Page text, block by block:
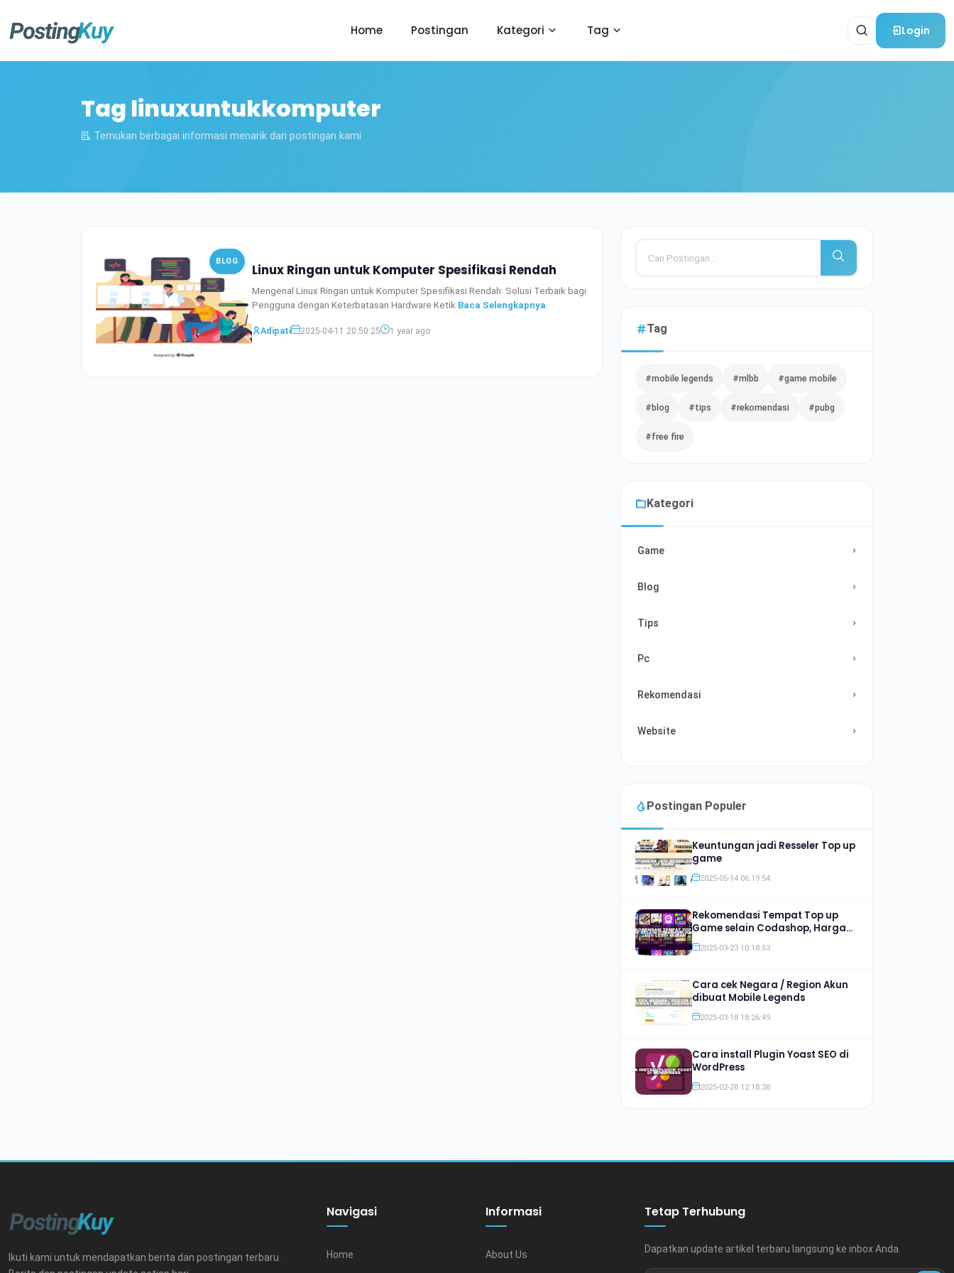
Home Postingan Kategori Tag Login
Tag linuxuntukkomputer
Temukan berbagai informasi menarik dari postingan kami
BLOG
Linux Ringan untuk Komputer Spesifikasi Rendah
Mengenal Linux Ringan untuk Komputer Spesifikasi Rendah: Solusi Terbaik bagi
Pengguna dengan Keterbatasan Hardware Ketik Baca Selengkapnya
Adipati 2025-04-11 20:50:25 1 year ago Tag
#mobile legends #mlbb #game mobile
#blog #tips #rekomendasi #pubg
#free fire
Kategori
Game
Blog
Tips
Pc
Rekomendasi
Website
Postingan Populer
Keuntungan jadi Resseler Top up
game
2025-05-14 06:19:54
Rekomendasi Tempat Top up
Game selain Codashop, Harga
Jauh lebih Murah
2025-03-23 10:18:53
Cara cek Negara / Region Akun
dibuat Mobile Legends
2025-03-18 18:26:49
Cara install Plugin Yoast SEO di
WordPress
2025-02-28 12:18:38
Ikuti kami untuk mendapatkan berita dan postingan terbaru.
Navigasi
Home
Informasi
About Us
Tetap Terhubung
Dapatkan update artikel terbaru langsung ke inbox Anda.